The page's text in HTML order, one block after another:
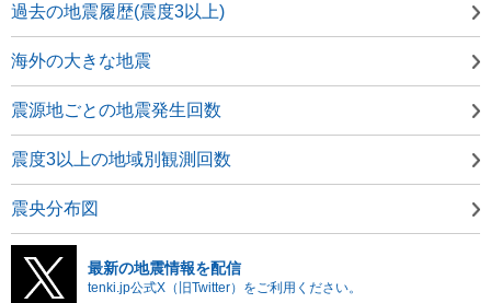
過去の地震履歴(震度3以上)
海外の大きな地震
震源地ごとの地震発生回数
震度3以上の地域別観測回数
震央分布図
最新の地震情報を配信
tenki.jp公式X（旧Twitter）をご利用ください。